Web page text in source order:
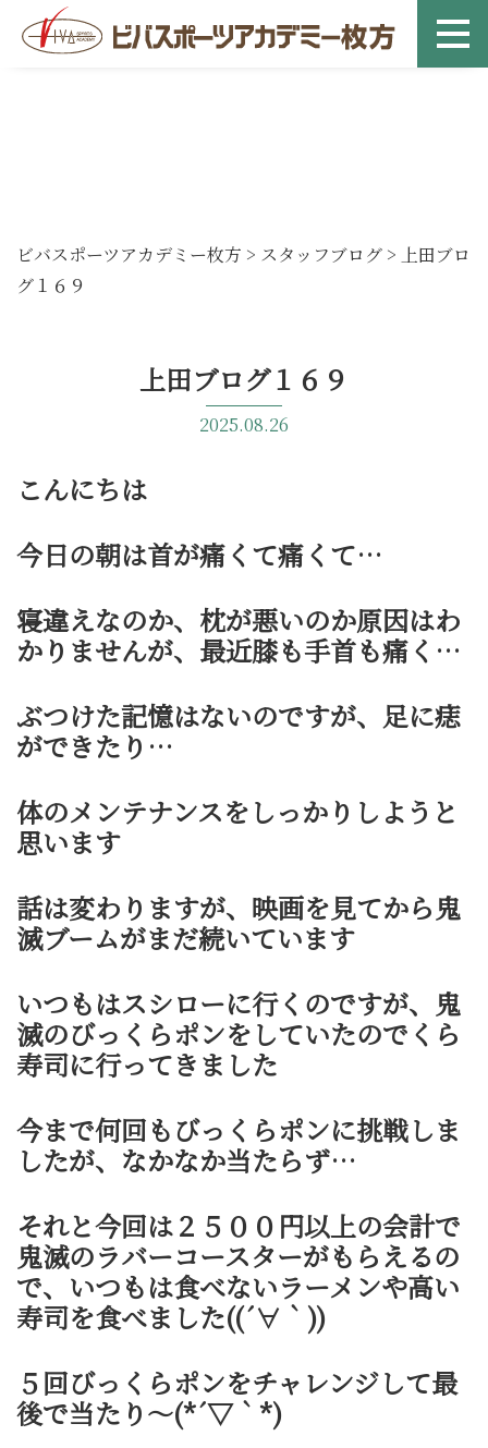
ビバスポーツアカデミー枚方 > スタッフブログ > 上田ブロ
グ１６９
上田ブログ１６９
2025.08.26
こんにちは
今日の朝は首が痛くて痛くて…
寝違えなのか、枕が悪いのか原因はわ
かりませんが、最近膝も手首も痛く…
ぶつけた記憶はないのですが、足に痣
ができたり…
体のメンテナンスをしっかりしようと
思います
話は変わりますが、映画を見てから鬼
滅ブームがまだ続いています
いつもはスシローに行くのですが、鬼
滅のびっくらポンをしていたのでくら
寿司に行ってきました
今まで何回もびっくらポンに挑戦しま
したが、なかなか当たらず…
それと今回は２５００円以上の会計で
鬼滅のラバーコースターがもらえるの
で、いつもは食べないラーメンや高い
寿司を食べました((´∀｀))
５回びっくらポンをチャレンジして最
後で当たり～(*´▽｀*)